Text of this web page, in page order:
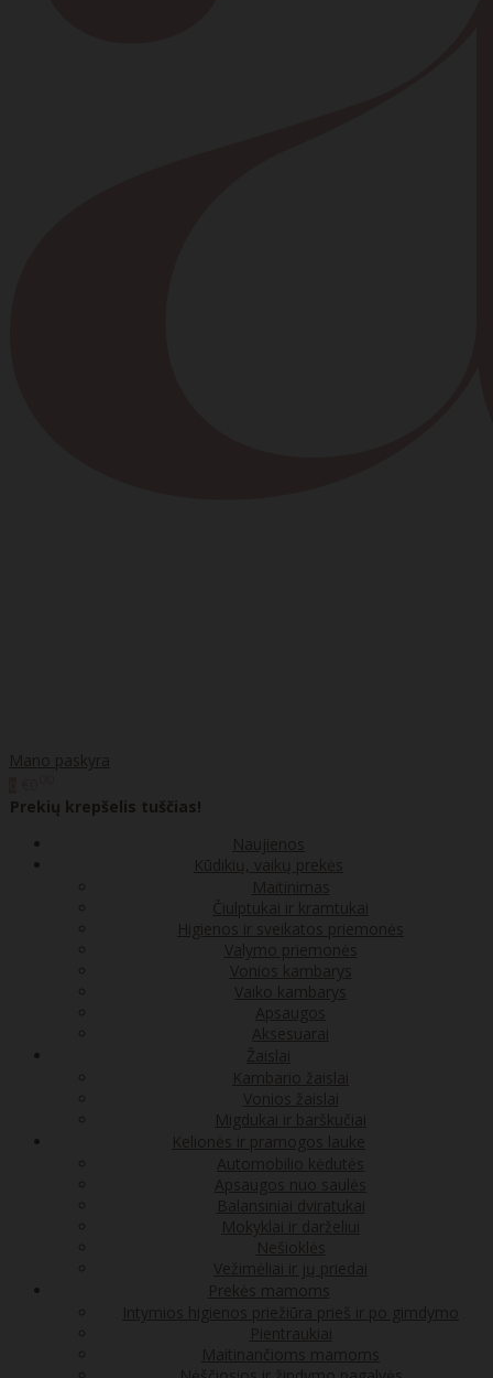
Mano paskyra
Prekių krepšelis tuščias!
Naujienos
Kūdikių, vaikų prekės
Maitinimas
Čiulptukai ir kramtukai
Higienos ir sveikatos priemonės
Valymo priemonės
Vonios kambarys
Vaiko kambarys
Apsaugos
Aksesuarai
Žaislai
Kambario žaislai
Vonios žaislai
Migdukai ir barškučiai
Kelionės ir pramogos lauke
Automobilio kėdutės
Apsaugos nuo saulės
Balansiniai dviratukai
Mokyklai ir darželiui
Nešioklės
Vežimėliai ir jų priedai
Prekės mamoms
Intymios higienos priežiūra prieš ir po gimdymo
Pientraukiai
Maitinančioms mamoms